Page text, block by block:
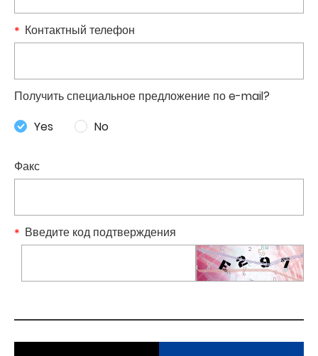
Контактный телефон
Получить специальное предложение по e-mail?
Yes
No
Факс
Введите код подтверждения